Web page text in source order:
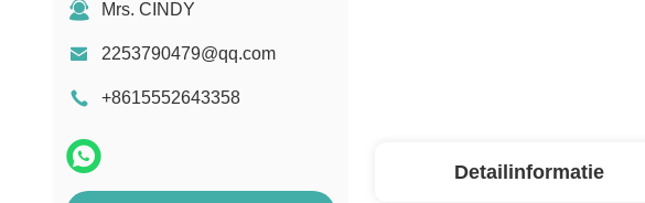
Mrs. CINDY
2253790479@qq.com
+8615552643358
Detailinformatie